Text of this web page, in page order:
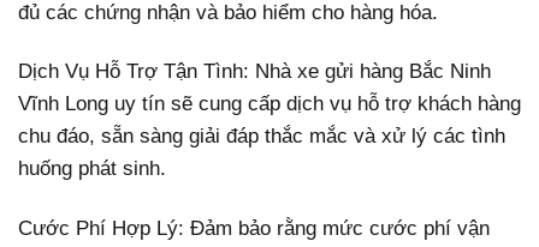
đủ các chứng nhận và bảo hiểm cho hàng hóa.
Dịch Vụ Hỗ Trợ Tận Tình: Nhà xe gửi hàng Bắc Ninh
Vĩnh Long uy tín sẽ cung cấp dịch vụ hỗ trợ khách hàng
chu đáo, sẵn sàng giải đáp thắc mắc và xử lý các tình
huống phát sinh.
Cước Phí Hợp Lý: Đảm bảo rằng mức cước phí vận